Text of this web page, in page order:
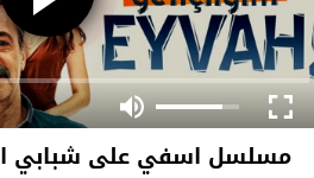
مسلسل اسفي على شبابي